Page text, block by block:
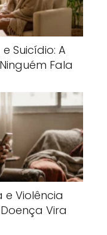
Suicídio: A
Fala
e Violência
Vira